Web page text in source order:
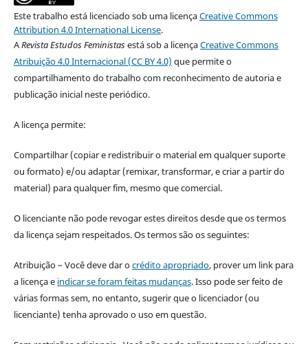
Este trabalho está licenciado sob uma licençaCreative Commons
Attribution 4.0 International License.
ARevista Estudos Feministasestá sob a licençaCreative Commons
Atribuição 4.0 Internacional (CC BY 4.0) que permite o
compartilhamento do trabalho com reconhecimento de autoria e
publicação inicial neste periódico.
A licença permite:
Compartilhar (copiar e redistribuir o material em qualquer suporte
ou formato) e/ou adaptar (remixar, transformar, e criar a partir do
material) para qualquer fim, mesmo que comercial.
O licenciante não pode revogar estes direitos desde que os termos
da licença sejam respeitados. Os termos são os seguintes:
Atribuição – Você deve dar ocrédito apropriado, prover um link para
a licença e indicar se foram feitas mudanças. Isso pode ser feito de
várias formas sem, no entanto, sugerir que o licenciador (ou
licenciante) tenha aprovado o uso em questão.